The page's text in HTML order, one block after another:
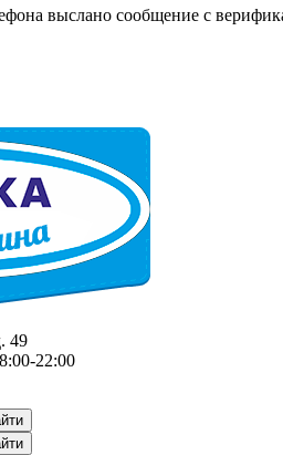
выслано сообщение с
49
22:00